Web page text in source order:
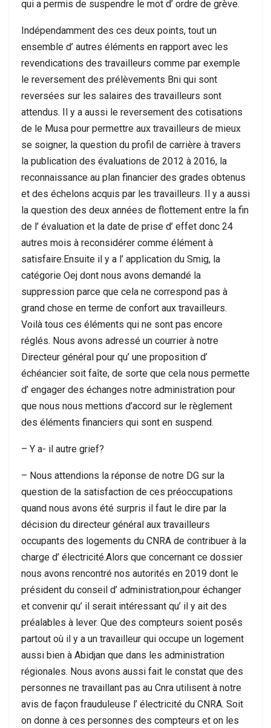
qui a permis de suspendre le mot d’ ordre de grève.
Indépendamment des ces deux points, tout un
ensemble d’ autres éléments en rapport avec les
revendications des travailleurs comme par exemple
le reversement des prélèvements Bni qui sont
reversées sur les salaires des travailleurs sont
attendus. Il y a aussi le reversement des cotisations
de le Musa pour permettre aux travailleurs de mieux
se soigner, la question du profil de carrière à travers
la publication des évaluations de 2012 à 2016, la
reconnaissance au plan financier des grades obtenus
et des échelons acquis par les travailleurs. Il y a aussi
la question des deux années de flottement entre la fin
de l’ évaluation et la date de prise d’ effet donc 24
autres mois à reconsidérer comme élément à
satisfaire.Ensuite il y a l’ application du Smig, la
catégorie Oej dont nous avons demandé la
suppression parce que cela ne correspond pas à
grand chose en terme de confort aux travailleurs.
Voilà tous ces éléments qui ne sont pas encore
réglés. Nous avons adressé un courrier à notre
Directeur général pour qu’ une proposition d’
échéancier soit faîte, de sorte que cela nous permette
d’ engager des échanges notre administration pour
que nous nous mettions d’accord sur le règlement
des éléments financiers qui sont en suspend.
– Y a- il autre grief?
– Nous attendions la réponse de notre DG sur la
question de la satisfaction de ces préoccupations
quand nous avons été surpris il faut le dire par la
décision du directeur général aux travailleurs
occupants des logements du CNRA de contribuer à la
charge d’ électricité.Alors que concernant ce dossier
nous avons rencontré nos autorités en 2019 dont le
président du conseil d’ administration,pour échanger
et convenir qu’ il serait intéressant qu’ il y ait des
préalables à lever. Que des compteurs soient posés
partout où il y a un travailleur qui occupe un logement
aussi bien à Abidjan que dans les administration
régionales. Nous avons aussi fait le constat que des
personnes ne travaillant pas au Cnra utilisent à notre
avis de façon frauduleuse l’ électricité du CNRA. Soit
on donne à ces personnes des compteurs et on les